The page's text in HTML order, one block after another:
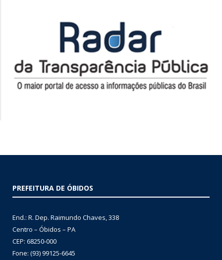
PREFEITURA DE ÓBIDOS
End.: R. Dep. Raimundo Chaves, 338
Centro – Óbidos – PA
CEP: 68250-000
Fone: (93) 99125-6645